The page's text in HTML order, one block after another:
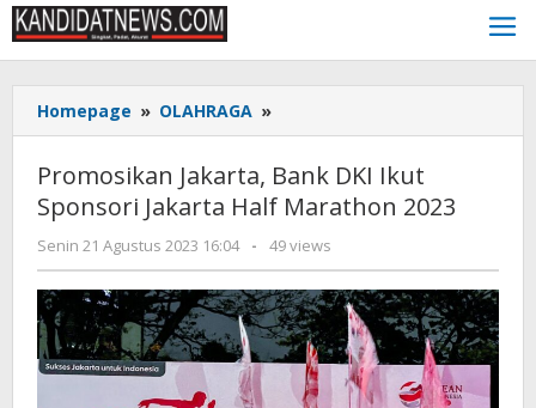
Lewati
ke
konten
Homepage » OLAHRAGA »
Jakarta,
DKI
Ikut
Sponsori
Half
Marathon
2023
Promosikan Jakarta, Bank DKI Ikut
Sponsori Jakarta Half Marathon 2023
Senin 21 Agustus 2023 16:04
oleh
Kinoy
Jackson
- 49 views